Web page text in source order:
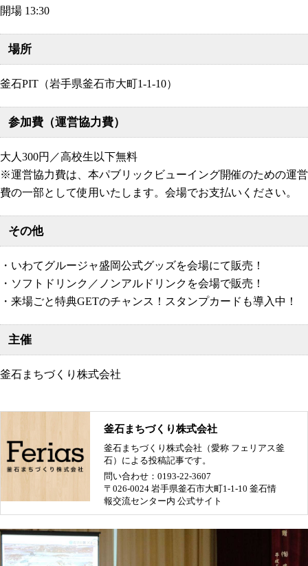
開場 13:30
場所
釜石PIT（岩手県釜石市大町1-1-10）
参加費（運営協力費）
大人300円／高校生以下無料
※運営協力費は、本パブリックビューイング開催のための運営
費の一部として使用いたします。会場でお支払いください。
その他
・いわてグルージャ盛岡公式グッズを会場にて販売！
・ソフトドリンク／ノンアルドリンクを会場で販売！
・来場ごと特典GETのチャンス！スタンプカードも導入中！
主催
釜石まちづくり株式会社
釜石まちづくり株式会社
釜石まちづくり株式会社（愛称 フェリアス釜
石）による投稿記事です。
問い合わせ：0193-22-3607
〒026-0024 岩手県釜石市大町1-1-10 釜石情
報交流センター内 公式サイト